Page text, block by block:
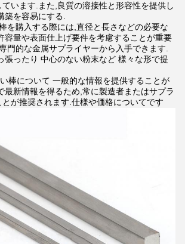
います.また,良質の溶接性と形容性を提供し
築を容易にする.
を購入する際には,直径と長さなどの必要な
容量や表面仕上げ要件を考慮することが重要
門的な金属サプライヤーから入手できます.
張ったり 中心のない粉末など 様々な形で提
棒について 一般的な情報を提供することが
最新情報を得るため,常に製造者またはサプラ
が推奨されます.仕様や価格についてです